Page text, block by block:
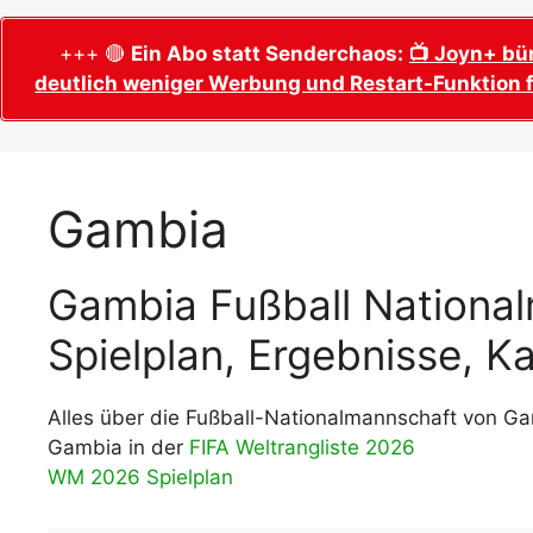
Wer wird Fußball-Weltmeister 2026?
Alle WM 2026 Trainer
Alle Fußball Weltmeister
Spielball
Alle Nationalspieler der FIFA Fußball WM
2026
WM 2026 Qualifikation in Europa: Tabelle
& Spielplan
WM 2026
Termine,
WM 2026
WM 2026
Spielort
WM 2026
Fußball WM
+++ 🔴 Ein Abo statt Senderchaos: 📺 Joyn+
deutlich weniger Werbung und Restart-
Gambia
Gambia Fußball
Spielplan, Ergebnisse,
Alles über die Fußball-Nationalmannschaft von
Gambia in der FIFA Weltrangliste 2026
WM 2026 Spielplan